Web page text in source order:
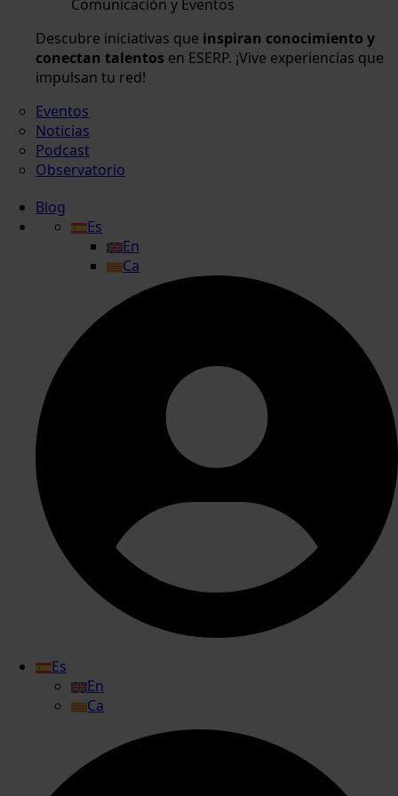
Comunicación y Eventos
Descubre iniciativas que inspiran conocimiento y
conectan talentos en ESERP. ¡Vive experiencias que
impulsan tu red!
Eventos
Noticias
Podcast
Observatorio
Blog
Es
En
Ca
Es
En
Ca